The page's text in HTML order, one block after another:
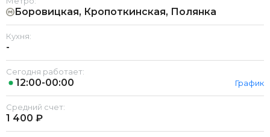
Боровицкая, Кропоткинская, Полянка
Кухня:
-
Сегодня работает:
12:00-00:00 График
Средний счет:
1 400 ₽